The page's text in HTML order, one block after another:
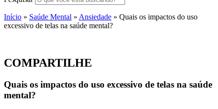
Início » Saúde Mental » Ansiedade » Quais os impactos do uso
excessivo de telas na saúde mental?
COMPARTILHE
Quais os impactos do uso excessivo de telas na saúde
mental?